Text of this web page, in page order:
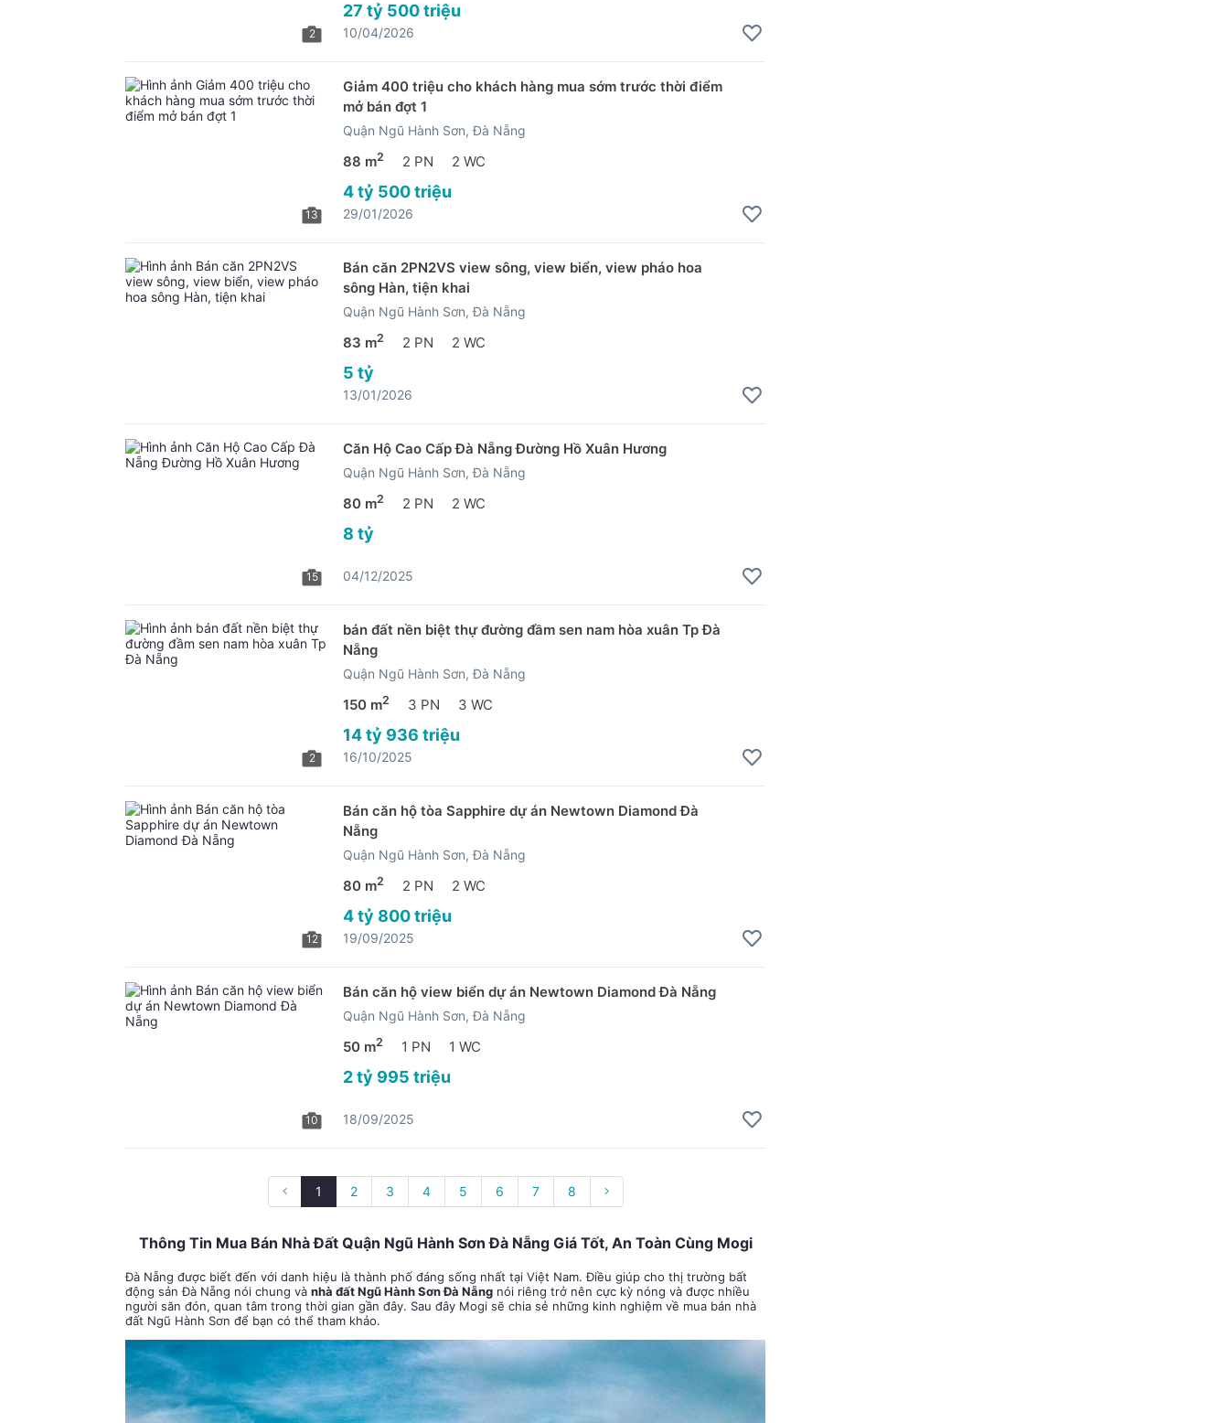
2
27 tỷ 500 triệu
10/04/2026
13
Giảm 400 triệu cho khách hàng mua sớm trước thời điểm
mở bán đợt 1
Quận Ngũ Hành Sơn, Đà Nẵng
88 m2 2 PN 2 WC
4 tỷ 500 triệu
29/01/2026
Bán căn 2PN2VS view sông, view biển, view pháo hoa
sông Hàn, tiện khai
Quận Ngũ Hành Sơn, Đà Nẵng
83 m2 2 PN 2 WC
5 tỷ
13/01/2026
15
Căn Hộ Cao Cấp Đà Nẵng Đường Hồ Xuân Hương
Quận Ngũ Hành Sơn, Đà Nẵng
80 m2 2 PN 2 WC
8 tỷ
04/12/2025
2
bán đất nền biệt thự đường đầm sen nam hòa xuân Tp Đà
Nẵng
Quận Ngũ Hành Sơn, Đà Nẵng
150 m2 3 PN 3 WC
14 tỷ 936 triệu
16/10/2025
12
Bán căn hộ tòa Sapphire dự án Newtown Diamond Đà
Nẵng
Quận Ngũ Hành Sơn, Đà Nẵng
80 m2 2 PN 2 WC
4 tỷ 800 triệu
19/09/2025
10
Bán căn hộ view biển dự án Newtown Diamond Đà Nẵng
Quận Ngũ Hành Sơn, Đà Nẵng
50 m2 1 PN 1 WC
2 tỷ 995 triệu
18/09/2025
1 2 3 4 5 6 7 8
Thông Tin Mua Bán Nhà Đất Quận Ngũ Hành Sơn Đà Nẵng Giá Tốt, An Toàn Cùng Mogi
Đà Nẵng được biết đến với danh hiệu là thành phố đáng sống nhất tại Việt Nam. Điều giúp cho thị trường bất
động sản Đà Nẵng nói chung và nhà đất Ngũ Hành Sơn Đà Nẵng nói riêng trở nên cực kỳ nóng và được nhiều
người săn đón, quan tâm trong thời gian gần đây. Sau đây Mogi sẽ chia sẻ những kinh nghiệm về mua bán nhà
đất Ngũ Hành Sơn để bạn có thể tham khảo.